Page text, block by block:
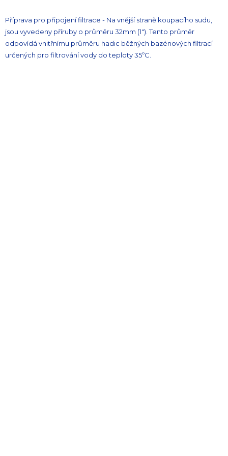
Příprava pro připojení filtrace - Na vnější straně koupacího sudu,
jsou vyvedeny příruby o průměru 32mm (1"). Tento průměr
odpovídá vnitřnímu průměru hadic běžných bazénových filtrací
určených pro filtrování vody do teploty 35ºC.